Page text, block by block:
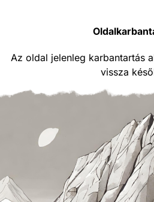
Az oldal jelenleg karbantartás
vissza